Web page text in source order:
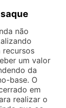
não
recursos
um valor
da
base. O
em
realizar o